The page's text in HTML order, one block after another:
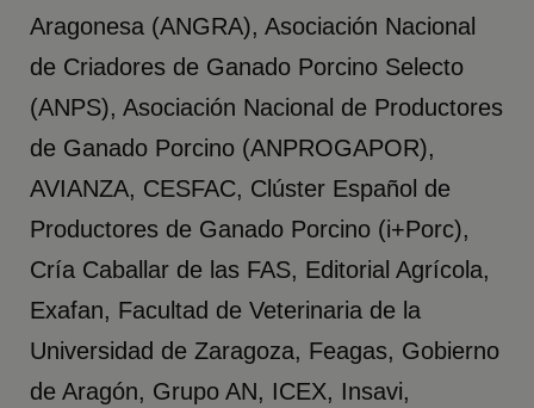
Aragonesa (ANGRA), Asociación Nacional
de Criadores de Ganado Porcino Selecto
(ANPS), Asociación Nacional de Productores
de Ganado Porcino (ANPROGAPOR),
AVIANZA, CESFAC, Clúster Español de
Productores de Ganado Porcino (i+Porc),
Cría Caballar de las FAS, Editorial Agrícola,
Exafan, Facultad de Veterinaria de la
Universidad de Zaragoza, Feagas, Gobierno
de Aragón, Grupo AN, ICEX, Insavi,